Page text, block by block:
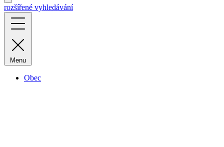
rozšířené vyhledávání
Menu
Obec